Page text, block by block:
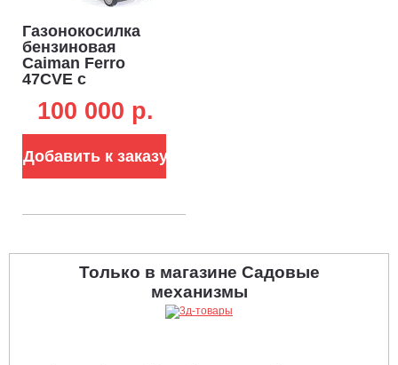
Газонокосилка
бензиновая
Caiman Ferro
47CVE с
(RUS, 45 см,
сталь, 4 в 1, 50 л,
40.5 кг)
100 000 p.
Добавить к заказу
Только в магазине Садовые
механизмы